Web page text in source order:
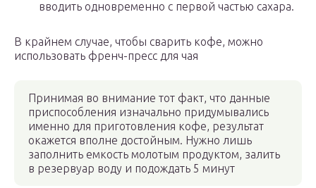
вводить одновременно с первой частью сахара.
В крайнем случае, чтобы сварить кофе, можно
использовать френч-пресс для чая
Принимая во внимание тот факт, что данные
приспособления изначально придумывались
именно для приготовления кофе, результат
окажется вполне достойным. Нужно лишь
заполнить емкость молотым продуктом, залить
в резервуар воду и подождать 5 минут